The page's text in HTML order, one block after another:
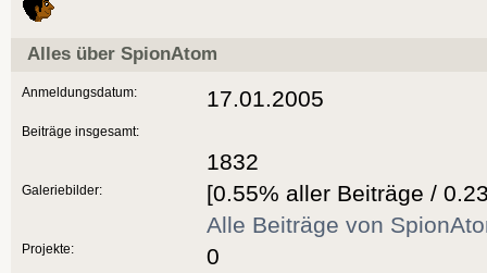
Alles über SpionAtom
Anmeldungsdatum:
Beiträge insgesamt:
Galeriebilder:
Projekte:
17.01.2005
1832
[0.55% aller Beiträge /
Alle Beiträge von
0